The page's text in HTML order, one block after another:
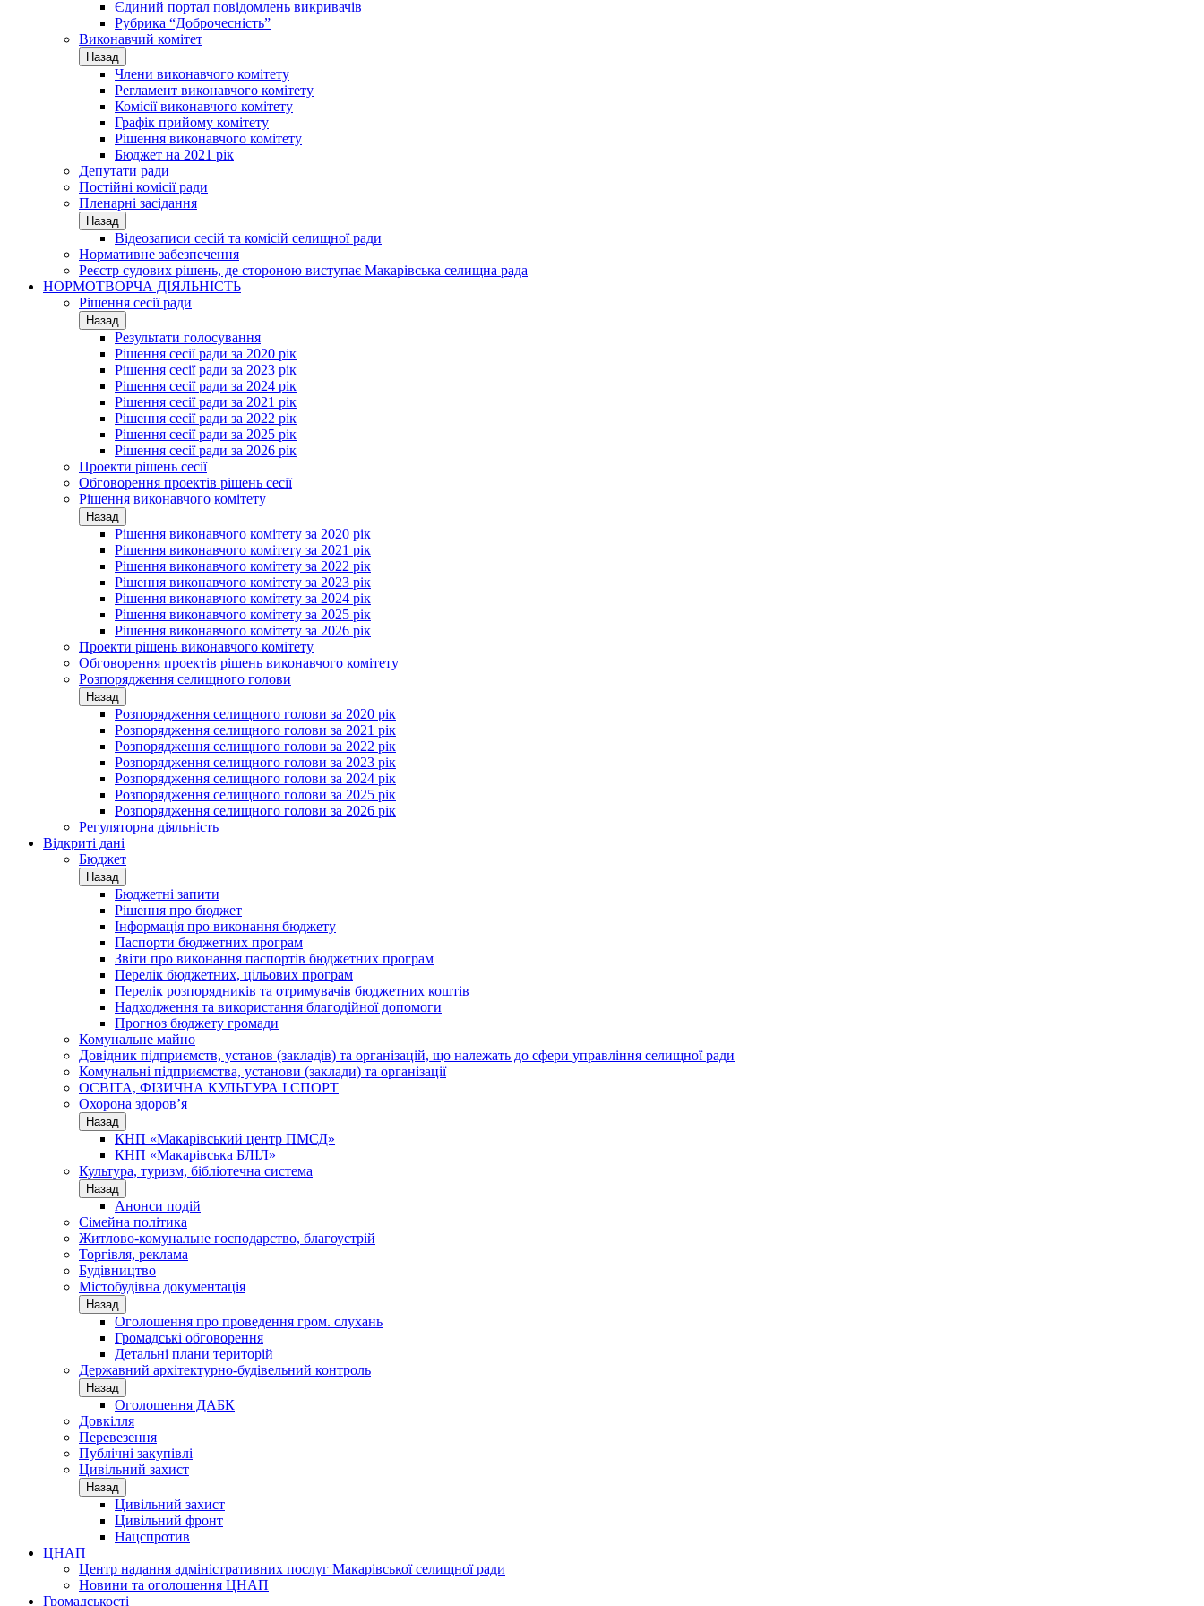
Єдиний портал повідомлень викривачів
Рубрика “Доброчесність”
Виконавчий комітет
Назад
Члени виконавчого комітету
Регламент виконавчого комітету
Комісії виконавчого комітету
Графік прийому комітету
Рішення виконавчого комітету
Бюджет на 2021 рік
Депутати ради
Постійні комісії ради
Пленарні засідання
Назад
Відеозаписи сесій та комісій селищної ради
Нормативне забезпечення
Реєстр судових рішень, де стороною виступає Макарівська селищна рада
НОРМОТВОРЧА ДІЯЛЬНІСТЬ
Рішення сесії ради
Назад
Результати голосування
Рішення сесії ради за 2020 рік
Рішення сесії ради за 2023 рік
Рішення сесії ради за 2024 рік
Рішення сесії ради за 2021 рік
Рішення сесії ради за 2022 рік
Рішення сесії ради за 2025 рік
Рішення сесії ради за 2026 рік
Проекти рішень сесії
Обговорення проектів рішень сесії
Рішення виконавчого комітету
Назад
Рішення виконавчого комітету за 2020 рік
Рішення виконавчого комітету за 2021 рік
Рішення виконавчого комітету за 2022 рік
Рішення виконавчого комітету за 2023 рік
Рішення виконавчого комітету за 2024 рік
Рішення виконавчого комітету за 2025 рік
Рішення виконавчого комітету за 2026 рік
Проекти рішень виконавчого комітету
Обговорення проектів рішень виконавчого комітету
Розпорядження селищного голови
Назад
Розпорядження селищного голови за 2020 рік
Розпорядження селищного голови за 2021 рік
Розпорядження селищного голови за 2022 рік
Розпорядження селищного голови за 2023 рік
Розпорядження селищного голови за 2024 рік
Розпорядження селищного голови за 2025 рік
Розпорядження селищного голови за 2026 рік
Регуляторна діяльність
Відкриті дані
Бюджет
Назад
Бюджетні запити
Рішення про бюджет
Інформація про виконання бюджету
Паспорти бюджетних програм
Звіти про виконання паспортів бюджетних програм
Перелік бюджетних, цільових програм
Перелік розпорядників та отримувачів бюджетних коштів
Надходження та використання благодійної допомоги
Прогноз бюджету громади
Комунальне майно
Довідник підприємств, установ (закладів) та організацій, що належать до сфери управління селищної ради
Комунальні підприємства, установи (заклади) та організації
ОСВІТА, ФІЗИЧНА КУЛЬТУРА І СПОРТ
Охорона здоров’я
Назад
КНП «Макарівський центр ПМСД»
КНП «Макарівська БЛІЛ»
Культура, туризм, бібліотечна система
Назад
Анонси подій
Сімейна політика
Житлово-комунальне господарство, благоустрій
Торгівля, реклама
Будівництво
Містобудівна документація
Назад
Оголошення про проведення гром. слухань
Громадські обговорення
Детальні плани територій
Державний архітектурно-будівельний контроль
Назад
Оголошення ДАБК
Довкілля
Перевезення
Публічні закупівлі
Цивільний захист
Назад
Цивільний захист
Цивільний фронт
Нацспротив
ЦНАП
Центр надання адміністративних послуг Макарівської селищної ради
Новини та оголошення ЦНАП
Громадськості